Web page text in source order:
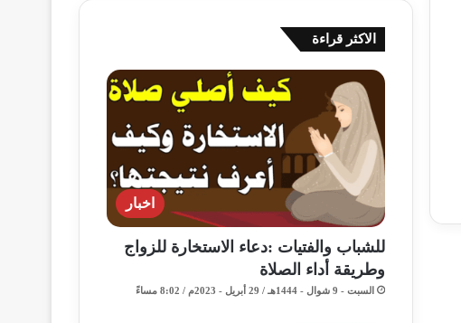
الاكثر قراءة
اخبار
للشباب والفتيات :دعاء الاستخارة للزواج
وطريقة أداء الصلاة
السبت - 9 شوال - 1444هـ / 29 أبريل - 2023م / 8:02 مساءً